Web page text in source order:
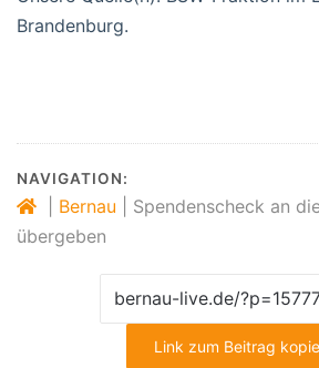
Brandenburg.
NAVIGATION:
Bernau
Spendenscheck an
übergeben
Link zum Beitrag